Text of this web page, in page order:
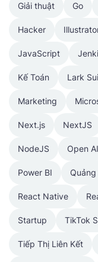
Giải thuật Go
Hacker
JavaScript
Kế Toán Lark
Marketing
Next.js NextJS
NodeJS Open AI
Power BI Quảng
React Native
Startup TikTok
Tiếp Thị Liên Kết